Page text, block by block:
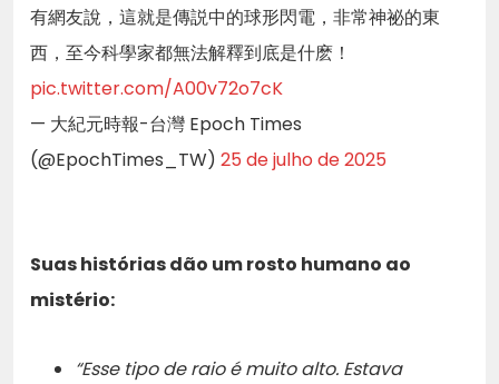
有網友說，這就是傳説中的球形閃電，非常神祕的東
西，至今科學家都無法解釋到底是什麽！
pic.twitter.com/A00v72o7cK
— 大紀元時報-台灣 Epoch Times
(@EpochTimes_TW) 25 de julho de 2025
Suas histórias dão um rosto humano ao
mistério:
“Esse tipo de raio é muito alto. Estava